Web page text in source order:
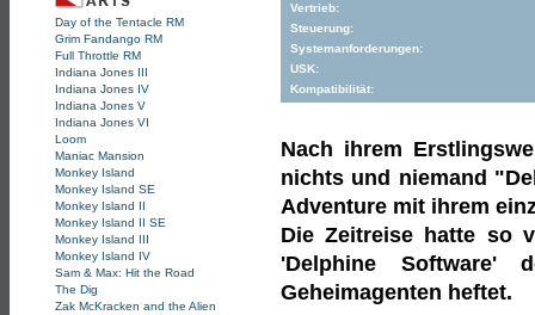
Day of the Tentacle RM
Grim Fandango RM
Full Throttle RM
Indiana Jones III
Indiana Jones IV
Indiana Jones V
Indiana Jones VI
Loom
Maniac Mansion
Monkey Island
Monkey Island SE
Monkey Island II
Monkey Island II SE
Monkey Island III
Monkey Island IV
Sam & Max: Hit the Road
The Dig
Zak McKracken and the Alien
Vertrieb:
Steuerung:
Systemanforderungen:
USK:
Kompatibilität:
Nach ihrem
nichts und niemand
Adventure mit ihrem
Die Zeitreise hatte so
'Delphine
Geheimagenten heftet.